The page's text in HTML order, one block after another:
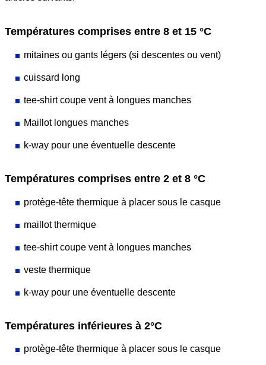
Températures comprises entre 8 et 15 °C
mitaines ou gants légers (si descentes ou vent)
cuissard long
tee-shirt coupe vent à longues manches
Maillot longues manches
k-way pour une éventuelle descente
Températures comprises entre 2 et 8 °C
protège-tête thermique à placer sous le casque
maillot thermique
tee-shirt coupe vent à longues manches
veste thermique
k-way pour une éventuelle descente
Températures inférieures à 2°C
protège-tête thermique à placer sous le casque